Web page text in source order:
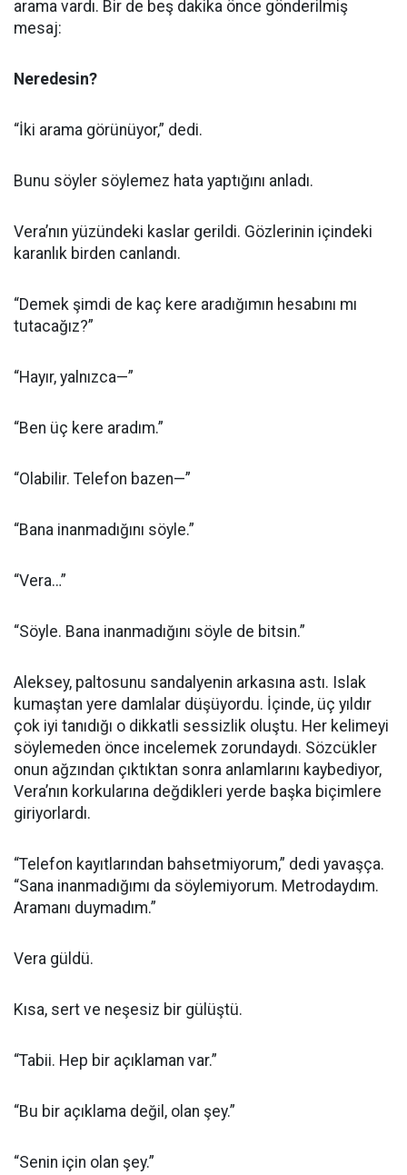
arama vardı. Bir de beş dakika önce gönderilmiş
mesaj:
Neredesin?
“İki arama görünüyor,” dedi.
Bunu söyler söylemez hata yaptığını anladı.
Vera’nın yüzündeki kaslar gerildi. Gözlerinin içindeki
karanlık birden canlandı.
“Demek şimdi de kaç kere aradığımın hesabını mı
tutacağız?”
“Hayır, yalnızca—”
“Ben üç kere aradım.”
“Olabilir. Telefon bazen—”
“Bana inanmadığını söyle.”
“Vera…”
“Söyle. Bana inanmadığını söyle de bitsin.”
Aleksey, paltosunu sandalyenin arkasına astı. Islak
kumaştan yere damlalar düşüyordu. İçinde, üç yıldır
çok iyi tanıdığı o dikkatli sessizlik oluştu. Her kelimeyi
söylemeden önce incelemek zorundaydı. Sözcükler
onun ağzından çıktıktan sonra anlamlarını kaybediyor,
Vera’nın korkularına değdikleri yerde başka biçimlere
giriyorlardı.
“Telefon kayıtlarından bahsetmiyorum,” dedi yavaşça.
“Sana inanmadığımı da söylemiyorum. Metrodaydım.
Aramanı duymadım.”
Vera güldü.
Kısa, sert ve neşesiz bir gülüştü.
“Tabii. Hep bir açıklaman var.”
“Bu bir açıklama değil, olan şey.”
“Senin için olan şey.”